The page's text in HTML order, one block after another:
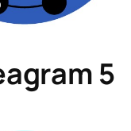
搜尋 5